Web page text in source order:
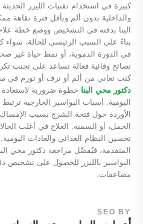
كبيرة في استخدام تقنيات الليزر الحديثة
والداخلية بدون ألم وبأقل فترة نقاهة
البنا بدقته في التشخيص ووضع خطة
بناءً على السبب الرئيسي للحالة، سواء
في الدورة الدموية، أو نمط حياة غير
نصائح وقائية فعالة تساعد على تجنب
كنت تعاني من ألم أو نزف أو تورم في
دكتور محي البنا خطوة ضرورية
اليومية. أسباب البواسير الخارجية
الأوردة حول فتحة الشرج بسبب
الحمل، أو السمنة. العلاج في أغلب
تحسين النظام الغذائي والعادات
المتقدمة، فيُفضَّل مراجعة دكتور محي
البواسير بالليزر للحصول على تشخيص
مضاعفات.
BY
SEO